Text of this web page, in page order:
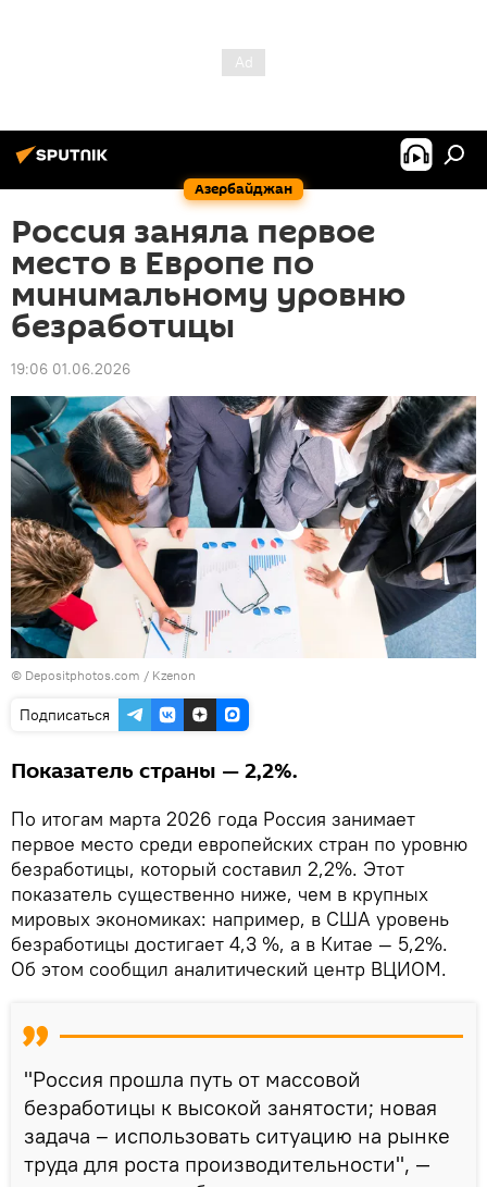
Азербайджан
Россия заняла первое
место в Европе по
минимальному уровню
безработицы
19:06 01.06.2026
© Depositphotos.com / Kzenon
Подписаться
Показатель страны — 2,2%.
По итогам марта 2026 года Россия занимает
первое место среди европейских стран по уровню
безработицы, который составил 2,2%. Этот
показатель существенно ниже, чем в крупных
мировых экономиках: например, в США уровень
безработицы достигает 4,3 %, а в Китае — 5,2%.
Об этом сообщил аналитический центр ВЦИОМ.
"Россия прошла путь от массовой
безработицы к высокой занятости; новая
задача – использовать ситуацию на рынке
труда для роста производительности", —